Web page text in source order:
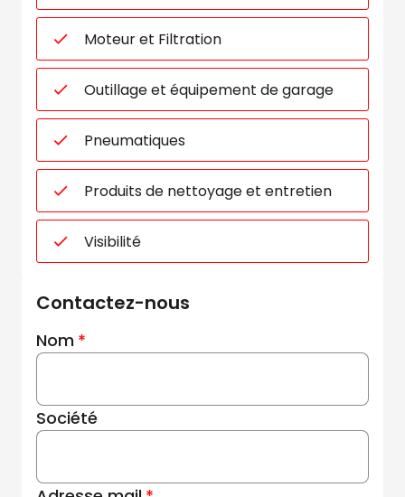
Moteur et Filtration
Outillage et équipement de garage
Pneumatiques
Produits de nettoyage et entretien
Visibilité
Contactez-nous
Nom
Société